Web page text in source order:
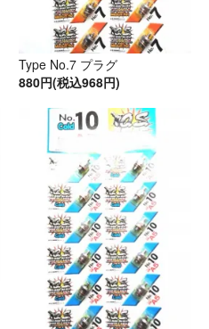
Type No.7 プラグ
880円(税込968円)